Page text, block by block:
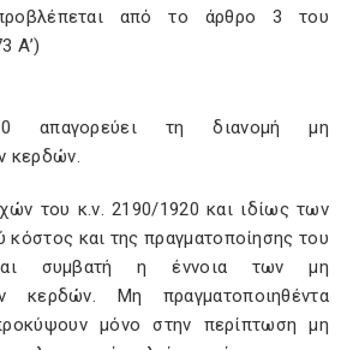
από το άρθρο 3 του
Α’)
απαγορεύει τη διανομή μη
κερδών.
του κ.ν. 2190/1920 και ιδίως των
κόστος και της πραγματοποίησης του
συμβατή η έννοια των μη
κερδών. Μη πραγματοποιηθέντα
μόνο στην περίπτωση μη